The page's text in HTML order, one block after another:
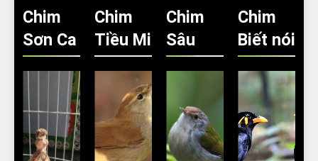
Chim
Sơn Ca
Chim
Tiều Mi
Chim
Sâu
Chim
Biết nói